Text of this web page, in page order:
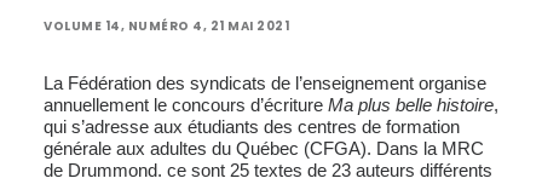
VOLUME 14, NUMÉRO 4, 21 MAI 2021
La Fédération des syndicats de l’enseignement organise
annuellement le concours d’écriture Ma plus belle histoire,
qui s’adresse aux étudiants des centres de formation
générale aux adultes du Québec (CFGA). Dans la MRC
de Drummond. ce sont 25 textes de 23 auteurs différents